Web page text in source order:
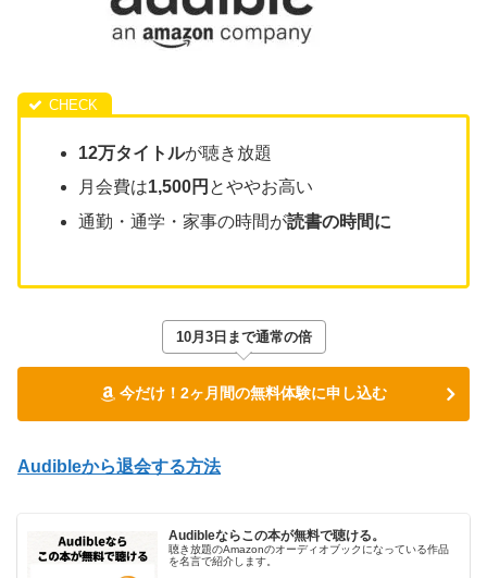
12万タイトルが聴き放題
月会費は1,500円 とややお高い
通勤・通学・家事の時間が読書の時間に
10月3日まで通常の倍
今だけ！2ヶ月間の無料体験に申し込む
Audibleから退会する方法
Audibleならこの本が無料で聴ける。
聴き放題のAmazonのオーディオブックになっている作品
を名言で紹介します。